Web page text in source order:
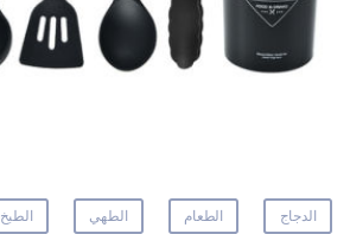
الدجاج الطعام الطهي الطبخ